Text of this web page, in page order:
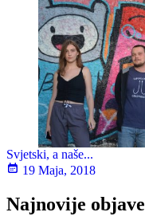
Svjetski, a naše...
19 Maja, 2018
Najnovije objave